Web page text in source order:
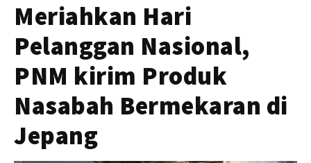
Meriahkan Hari
Pelanggan Nasional,
PNM kirim Produk
Nasabah Bermekaran di
Jepang